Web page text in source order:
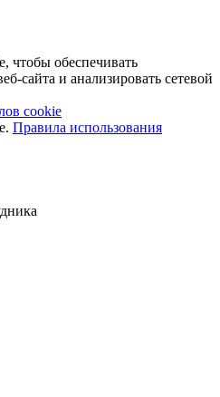
чтобы обеспечивать
сайта и анализировать сетевой
cookie
Правила использования